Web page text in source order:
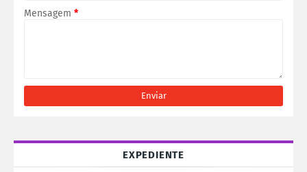
Mensagem *
EXPEDIENTE